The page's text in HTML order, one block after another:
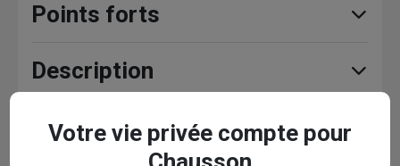
Points forts
Description
Caractéristiques
Votre vie privée compte pour